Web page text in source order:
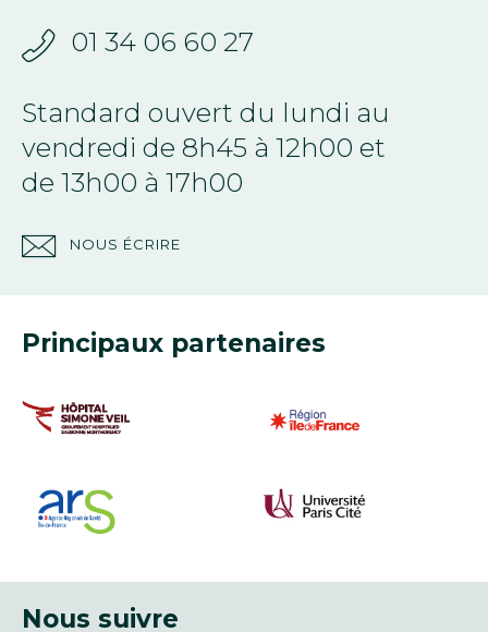
01 34 06 60 27
Standard ouvert du lundi au
vendredi de 8h45 à 12h00 et
de 13h00 à 17h00
NOUS ÉCRIRE
Principaux partenaires
Nous suivre